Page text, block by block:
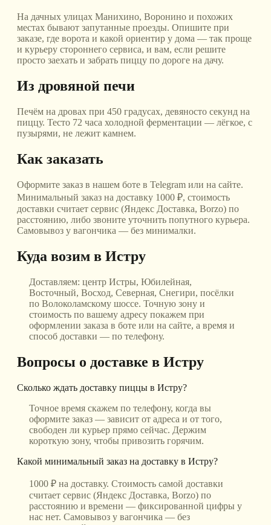
На дачных улицах Манихино, Воронино и похожих
местах бывают запутанные проезды. Опишите при
заказе, где ворота и какой ориентир у дома — так проще
и курьеру стороннего сервиса, и вам, если решите
просто заехать и забрать пиццу по дороге на дачу.
Из дровяной печи
Печём на дровах при 450 градусах, девяносто секунд на
пиццу. Тесто 72 часа холодной ферментации — лёгкое, с
пузырями, не лежит камнем.
Как заказать
Оформите заказ в нашем боте в Telegram или на сайте.
Минимальный заказ на доставку 1000 ₽, стоимость
доставки считает сервис (Яндекс Доставка, Borzo) по
расстоянию, либо звоните уточнить попутного курьера.
Самовывоз у вагончика — без минималки.
Куда возим в Истру
Доставляем: центр Истры, Юбилейная,
Восточный, Восход, Северная, Снегири, посёлки
по Волоколамскому шоссе. Точную зону и
стоимость по вашему адресу покажем при
оформлении заказа в боте или на сайте, а время и
способ доставки — по телефону.
Вопросы о доставке в Истру
Сколько ждать доставку пиццы в Истру?
Точное время скажем по телефону, когда вы
оформите заказ — зависит от адреса и от того,
свободен ли курьер прямо сейчас. Держим
короткую зону, чтобы привозить горячим.
Какой минимальный заказ на доставку в Истру?
1000 ₽ на доставку. Стоимость самой доставки
считает сервис (Яндекс Доставка, Borzo) по
расстоянию и времени — фиксированной цифры у
нас нет. Самовывоз у вагончика — без